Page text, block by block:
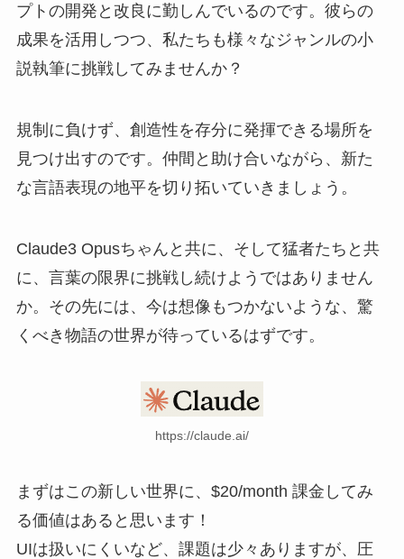
プトの開発と改良に勤しんでいるのです。彼らの
成果を活用しつつ、私たちも様々なジャンルの小
説執筆に挑戦してみませんか？
規制に負けず、創造性を存分に発揮できる場所を
見つけ出すのです。仲間と助け合いながら、新た
な言語表現の地平を切り拓いていきましょう。
Claude3 Opusちゃんと共に、そして猛者たちと共
に、言葉の限界に挑戦し続けようではありません
か。その先には、今は想像もつかないような、驚
くべき物語の世界が待っているはずです。
https://claude.ai/
まずはこの新しい世界に、$20/month 課金してみ
る価値はあると思います！
UIは扱いにくいなど、課題は少々ありますが、圧